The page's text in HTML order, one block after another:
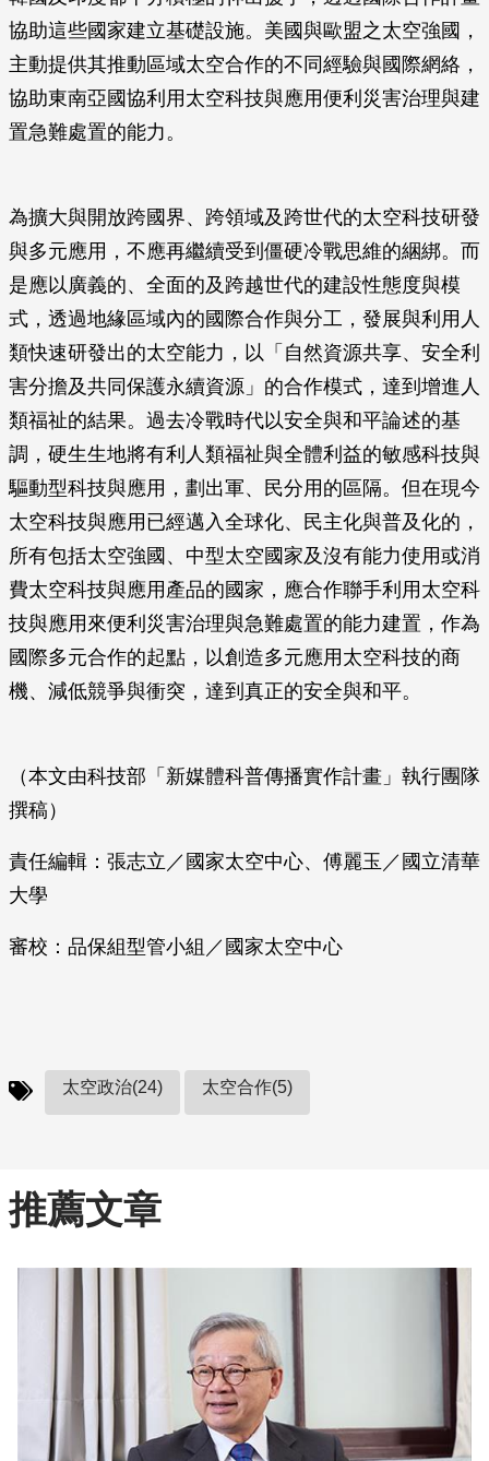
協助這些國家建立基礎設施。美國與歐盟之太空強國，
主動提供其推動區域太空合作的不同經驗與國際網絡，
協助東南亞國協利用太空科技與應用便利災害治理與建
置急難處置的能力。
為擴大與開放跨國界、跨領域及跨世代的太空科技研發
與多元應用，不應再繼續受到僵硬冷戰思維的綑綁。而
是應以廣義的、全面的及跨越世代的建設性態度與模
式，透過地緣區域內的國際合作與分工，發展與利用人
類快速研發出的太空能力，以「自然資源共享、安全利
害分擔及共同保護永續資源」的合作模式，達到增進人
類福祉的結果。過去冷戰時代以安全與和平論述的基
調，硬生生地將有利人類福祉與全體利益的敏感科技與
驅動型科技與應用，劃出軍、民分用的區隔。但在現今
太空科技與應用已經邁入全球化、民主化與普及化的，
所有包括太空強國、中型太空國家及沒有能力使用或消
費太空科技與應用產品的國家，應合作聯手利用太空科
技與應用來便利災害治理與急難處置的能力建置，作為
國際多元合作的起點，以創造多元應用太空科技的商
機、減低競爭與衝突，達到真正的安全與和平。
（本文由科技部「新媒體科普傳播實作計畫」執行團隊
撰稿）
責任編輯：張志立／國家太空中心、傅麗玉／國立清華
大學
審校：品保組型管小組／國家太空中心
太空政治(24) 太空合作(5)
推薦文章